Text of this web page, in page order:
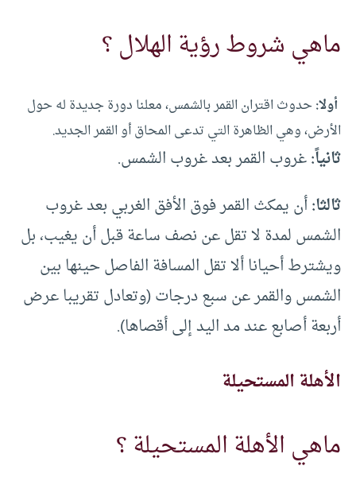
ماهي شروط رؤية الهلال ؟
أولا: حدوث اقتران القمر بالشمس، معلنا دورة جديدة له حول
الأرض، وهي الظاهرة التي تدعى المحاق أو القمر الجديد.
ثانياً:غروب القمر بعد غروب الشمس.
ثالثا:أن يمكث القمر فوق الأفق الغربي بعد غروب
الشمس لمدة لا تقل عن نصف ساعة قبل أن يغيب، بل
ويشترط أحيانا ألا تقل المسافة الفاصل حينها بين
الشمس والقمر عن سبع درجات (وتعادل تقريبا عرض
أربعة أصابع عند مد اليد إلى أقصاها).
الأهلة المستحيلة
ماهي الأهلة المستحيلة ؟